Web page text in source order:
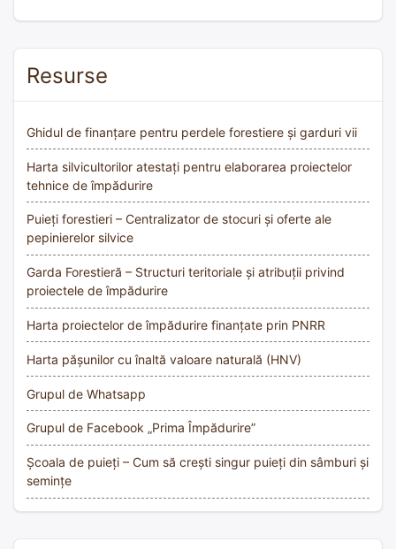
Resurse
Ghidul de finanțare pentru perdele forestiere și garduri vii
Harta silvicultorilor atestați pentru elaborarea proiectelor
tehnice de împădurire
Puieți forestieri – Centralizator de stocuri și oferte ale
pepinierelor silvice
Garda Forestieră – Structuri teritoriale și atribuții privind
proiectele de împădurire
Harta proiectelor de împădurire finanțate prin PNRR
Harta pășunilor cu înaltă valoare naturală (HNV)
Grupul de Whatsapp
Grupul de Facebook „Prima Împădurire”
Școala de puieți – Cum să crești singur puieți din sâmburi și
semințe